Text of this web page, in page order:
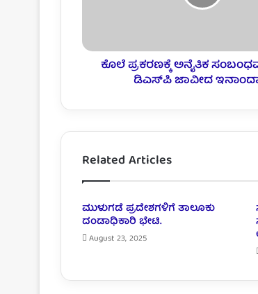
ಕೊಲೆ ಪ್ರಕರಣಕ್ಕೆ ಅನೈತಿಕ
ಡಿಎಸ್‌ಪಿ ಜಾವೀದ
Related Articles
ಮುಳುಗಡೆ ಪ್ರದೇಶಗಳಿಗೆ ತಾಲೂಕು
ದಂಡಾಧಿಕಾರಿ ಭೇಟಿ.
August 23, 2025